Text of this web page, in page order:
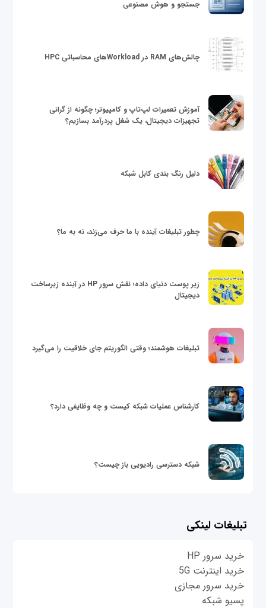
جستجو و هوش مصنوعی
چالش‌های RAM در Workloadهای محاسباتی HPC
آموزش تعمیرات لپ‌تاپ و کامپیوتر؛ چگونه از گرانی
تجهیزات دیجیتال، یک شغل پردرآمد بسازیم؟
دلیل رنگ بندی کابل شبکه
چطور تبلیغات آینده با ما حرف می‌زند، نه به ما؟
زیر پوست دنیای داده؛ نقش سرور HP در آینده زیرساخت
دیجیتال
تبلیغات هوشمند؛ وقتی الگوریتم جای خلاقیت را می‌گیرد
کارشناس عملیات شبکه کیست و چه وظایفی دارد؟
شبکه دسترسی رادیویی باز چیست؟
تبلیغات لینکی
خرید سرور HP
خرید اینترنت 5G
خرید سرور مجازی
پسیو شبکه